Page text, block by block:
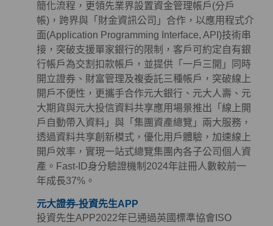
簡化流程，更領先業界設置資金管理帳戶(分戶
帳)，跨界與「財金資訊公司」合作，以應用程式介
面(Application Programming Interface, API)技術串
接，突破支援單家銀行的限制，客戶可約定自有銀
行帳戶為交割扣款帳戶，並提供「一戶三開」同時
開立證券、財富管理及複委託三種帳戶，突破線上
開戶不便性，更攜手合作元大銀行、元大人壽、元
大期貨與元大投信資料共享應用場景推出「線上開
戶自動帶入資料」與「集團資產總覽」兩大服務，
透過資料共享創新模式，優化用戶體驗，加速線上
開戶效率，實現一站式總覽集團內各子公司個人資
產。Fast-ID身分驗證機制2024年註冊人數較前一
年成長37%。
元大證券-投資先生APP
投資先生APP2022年已通過英國標準協會ISO